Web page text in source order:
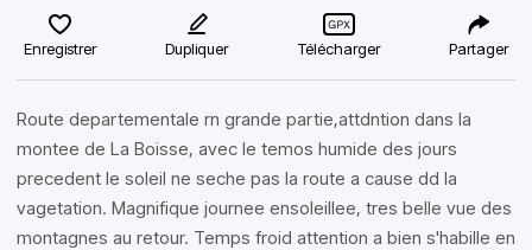
Enregistrer Dupliquer Télécharger Partager
Route departementale rn grande partie,attdntion dans la
montee de La Boisse, avec le temos humide des jours
precedent le soleil ne seche pas la route a cause dd la
vagetation. Magnifique journee ensoleillee, tres belle vue des
montagnes au retour. Temps froid attention a bien s'habille en